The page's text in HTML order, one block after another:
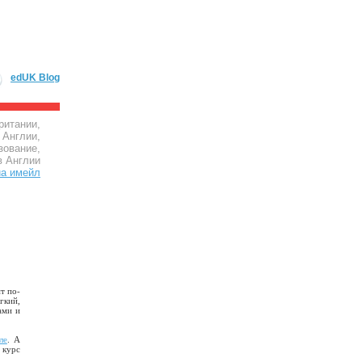
edUK Blog
Англии,
Англии
по-
и
. А